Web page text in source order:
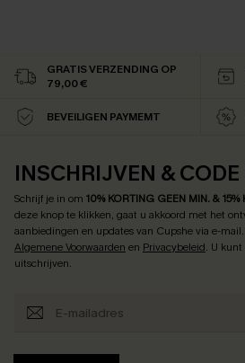
GRATIS VERZENDING OP
79,00 €
BEVEILIGEN PAYMEMT
INSCHRIJVEN &
Schrijf je in om 10% KORTING GEEN MIN. & 15%
deze knop te klikken, gaat u akkoord met het
aanbiedingen en updates van Cupshe via e-
Algemene Voorwaarden en Privacybeleid. U
uitschrijven.